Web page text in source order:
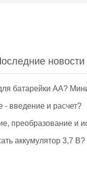
новости
батарейки АА?
- введение и расчет?
преобразование и
аккумулятор 3,7 В?